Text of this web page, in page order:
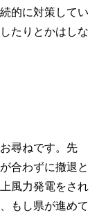
的に対策してい
たりとかはしな
尋ねです。先
合わずに撤退と
風力発電をされ
もし県が進めて